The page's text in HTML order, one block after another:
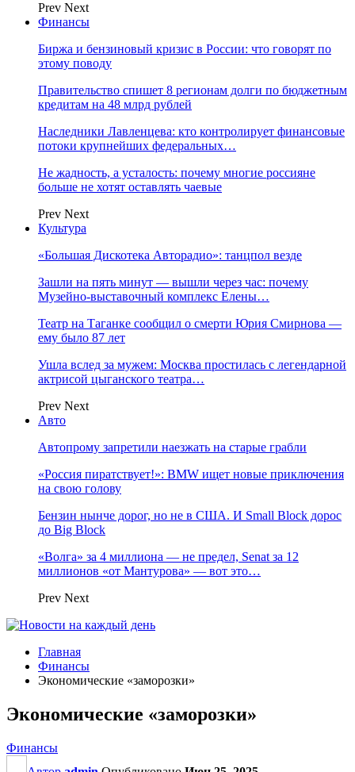
Prev Next
Финансы
Биржа и бензиновый кризис в России: что говорят по
этому поводу
Правительство спишет 8 регионам долги по бюджетным
кредитам на 48 млрд рублей
Наследники Лавленцева: кто контролирует финансовые
потоки крупнейших федеральных…
Не жадность, а усталость: почему многие россияне
больше не хотят оставлять чаевые
Prev Next
Культура
«Большая Дискотека Авторадио»: танцпол везде
Зашли на пять минут — вышли через час: почему
Музейно-выставочный комплекс Елены…
Театр на Таганке сообщил о смерти Юрия Смирнова —
ему было 87 лет
Ушла вслед за мужем: Москва простилась с легендарной
актрисой цыганского театра…
Prev Next
Авто
Автопрому запретили наезжать на старые грабли
«Россия пиратствует!»: BMW ищет новые приключения
на свою голову
Бензин нынче дорог, но не в США. И Small Block дорос
до Big Block
«Волга» за 4 миллиона — не предел, Senat за 12
миллионов «от Мантурова» — вот это…
Prev Next
Главная
Финансы
Экономические «заморозки»
Экономические «заморозки»
Финансы